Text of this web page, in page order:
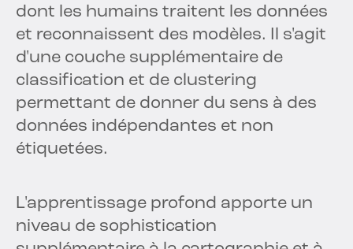
dont les humains traitent les données
et reconnaissent des modèles. Il s'agit
d'une couche supplémentaire de
classification et de clustering
permettant de donner du sens à des
données indépendantes et non
étiquetées.
L'apprentissage profond apporte un
niveau de sophistication